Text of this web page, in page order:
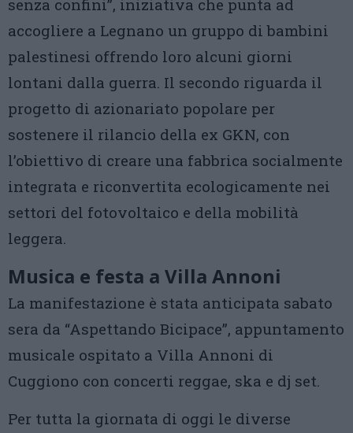
senza confini”, iniziativa che punta ad
accogliere a Legnano un gruppo di bambini
palestinesi offrendo loro alcuni giorni
lontani dalla guerra. Il secondo riguarda il
progetto di azionariato popolare per
sostenere il rilancio della ex GKN, con
l’obiettivo di creare una fabbrica socialmente
integrata e riconvertita ecologicamente nei
settori del fotovoltaico e della mobilità
leggera.
Musica e festa a Villa Annoni
La manifestazione è stata anticipata sabato
sera da “Aspettando Bicipace”, appuntamento
musicale ospitato a Villa Annoni di
Cuggiono con concerti reggae, ska e dj set.
Per tutta la giornata di oggi le diverse